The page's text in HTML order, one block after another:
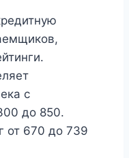
с
до 850.
от 670 до 739